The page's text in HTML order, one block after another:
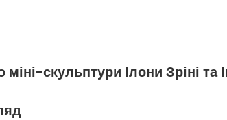
міні-скульптури Ілони Зріні та